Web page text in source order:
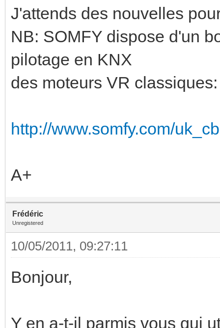
J'attends des nouvelles
NB: SOMFY dispose d'un
pilotage en KNX
des moteurs VR classiques:
http://www.somfy.com/
A+
Frédéric
Unregistered
10/05/2011, 09:27:11
Bonjour,
Y en a-t-il parmis vous qui